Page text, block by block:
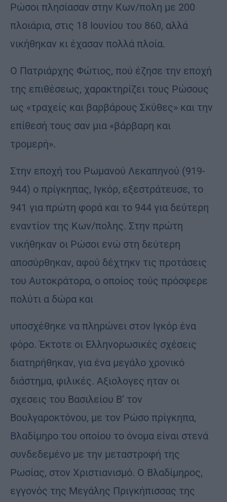
Ρώσοι πλησίασαν στην Κων/πολη με 200
πλοιάρια, στις 18 Ιουνίου του 860, αλλά
νικήθηκαν κι έχασαν πολλά πλοία.
Ο Πατριάρχης Φώτιος, πού έζησε την εποχή
της επιθέσεως, χαρακτηρίζει τους Ρώσους
ως «τραχείς και βαρβάρους Σκύθες» και την
επίθεσή τους σαν μια «βάρβαρη και
τρομερή».
Στην εποχή του Ρωμανού Λεκαπηνού (919-
944) ο πρίγκηπας, Ιγκόρ, εξεστράτευσε, το
941 για πρώτη φορά και το 944 για δεύτερη
εναντίον της Κων/πολης. Στην πρώτη
νικήθηκαν οι Ρώσοι ενώ στη δεύτερη
αποσύρθηκαν, αφού δέχτηκν τις προτάσεις
του Αυτοκράτορα, ο οποίος τούς πρόσφερε
πολύτι α δώρα και
υποσχέθηκε να πληρώνει στον Ιγκόρ ένα
φόρο. Έκτοτε οι Ελληνορωσικές σχέσεις
διατηρήθηκαν, για ένα μεγάλο χρονικό
διάστημα, φιλικές. Αξιολογες ηταν οι
σχεσεις του Βασιλείου Β’ τον
Βουλγαροκτόνου, με τον Ρώσο πρίγκηπα,
Βλαδίμηρο του οποίου το όνομα είναι στενά
συνδεδεμένο με την μεταστροφή της
Ρωσίας, στον Χριστιανισμό. Ο Βλαδίμηρος,
εγγονός της Μεγάλης Πριγκήπισσας της